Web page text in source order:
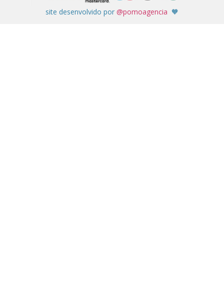
site desenvolvido por @pomoagencia 🧡